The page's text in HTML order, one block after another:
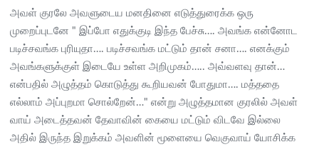
அவள் குரலே அவளுடைய மனதினை எடுத்துரைக்க ஒரு
முறைப்புடனே " இப்போ எதுக்குடி இந்த பேச்சு…. அவங்க என்னோட
படிச்சவங்க புரியுதா…. படிச்சவங்க மட்டும் தான் சனா…. எனக்கும்
அவங்களுக்குள் இடையே உள்ள அறிமுகம்….. அவ்வளவு தான்…
என்பதில் அழுத்தம் கொடுத்து கூறியவன் போதுமா…. மத்ததை
எல்லாம் அப்புறமா சொல்றேன்…" என்று அழுத்தமான குரலில் அவள்
வாய் அடைத்தவன் தேவாவின் கையை மட்டும் விடவே இல்லை
அதில் இருந்த இறுக்கம் அவளின் மூளையை வெகுவாய் யோசிக்க